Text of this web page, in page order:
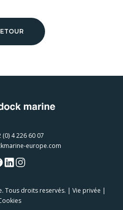
(0) 4 226 60 07
europe.com
Tous droits reservés. | Vie privée |